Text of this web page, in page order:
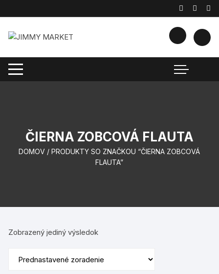
na
ČIERNA ZOBCOVÁ FLAUTA
DOMOV / PRODUKTY SO ZNAČKOU “ČIERNA ZOBCOVÁ
FLAUTA”
Zobrazený jediný výsledok